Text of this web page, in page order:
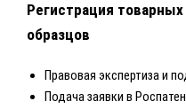
Регистрация
образцов
Правовая экспертиза и
Подача заявки в